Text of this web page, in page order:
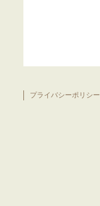
プライバシーポリシー